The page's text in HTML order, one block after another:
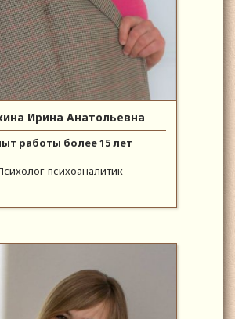
Ирина Анатольевна
работы более 15 лет
психоаналитик